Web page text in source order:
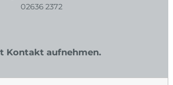
02636 2372
Kontakt aufnehmen.